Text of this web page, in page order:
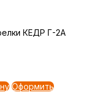
КЕДР Г-2А
Оформить